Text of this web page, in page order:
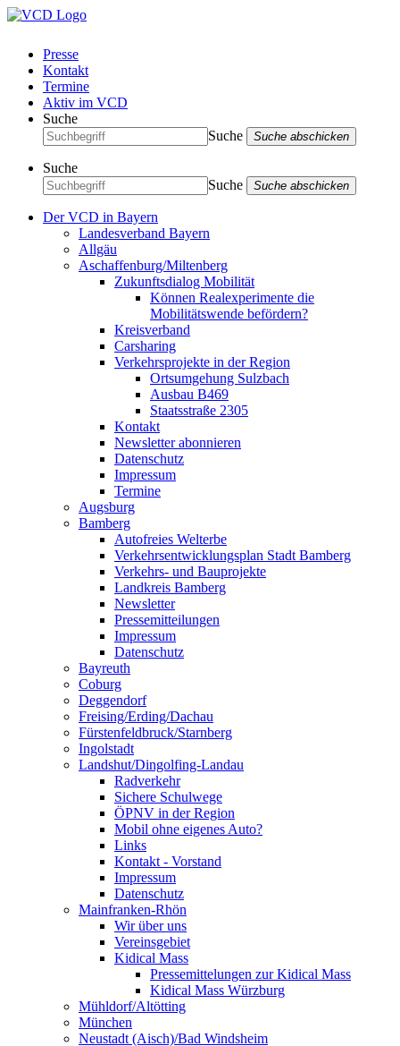
Presse
Kontakt
Termine
Aktiv im VCD
Suche
Suche
Suche abschicken
Suche
Suche
Suche abschicken
Der VCD in Bayern
Landesverband Bayern
Allgäu
Aschaffenburg/Miltenberg
Zukunftsdialog Mobilität
Können Realexperimente die
Mobilitätswende befördern?
Kreisverband
Carsharing
Verkehrsprojekte in der Region
Ortsumgehung Sulzbach
Ausbau B469
Staatsstraße 2305
Kontakt
Newsletter abonnieren
Datenschutz
Impressum
Termine
Augsburg
Bamberg
Autofreies Welterbe
Verkehrsentwicklungsplan Stadt Bamberg
Verkehrs- und Bauprojekte
Landkreis Bamberg
Newsletter
Pressemitteilungen
Impressum
Datenschutz
Bayreuth
Coburg
Deggendorf
Freising/Erding/Dachau
Fürstenfeldbruck/Starnberg
Ingolstadt
Landshut/Dingolfing-Landau
Radverkehr
Sichere Schulwege
ÖPNV in der Region
Mobil ohne eigenes Auto?
Links
Kontakt - Vorstand
Impressum
Datenschutz
Mainfranken-Rhön
Wir über uns
Vereinsgebiet
Kidical Mass
Pressemittelungen zur Kidical Mass
Kidical Mass Würzburg
Mühldorf/Altötting
München
Neustadt (Aisch)/Bad Windsheim